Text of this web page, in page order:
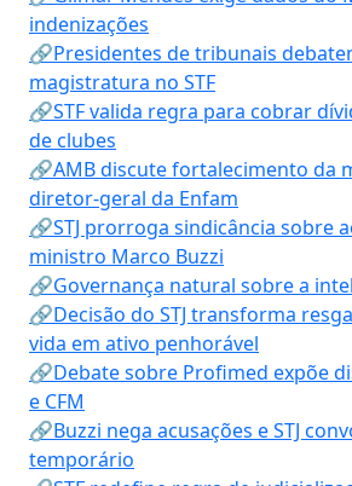
indenizações
🔗Presidentes de tribunais
magistratura no STF
🔗STF valida regra para cobrar
de clubes
🔗AMB discute fortalecimento da
diretor-geral da Enfam
🔗STJ prorroga sindicância sobre
ministro Marco Buzzi
🔗Governança natural sobre a
🔗Decisão do STJ transforma
vida em ativo penhorável
🔗Debate sobre Profimed expõe
e CFM
🔗Buzzi nega acusações e STJ
temporário